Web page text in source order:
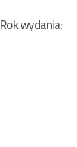
Rok wydania: